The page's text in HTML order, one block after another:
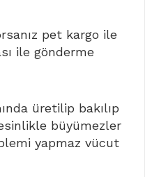
pet kargo ile
ile gönderme
üretilip bakılıp
büyümezler
yapmaz vücut